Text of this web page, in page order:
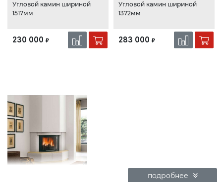
Угловой камин шириной
1517мм
230 000 ₽
Угловой камин шириной
1372мм
283 000 ₽
подробнее